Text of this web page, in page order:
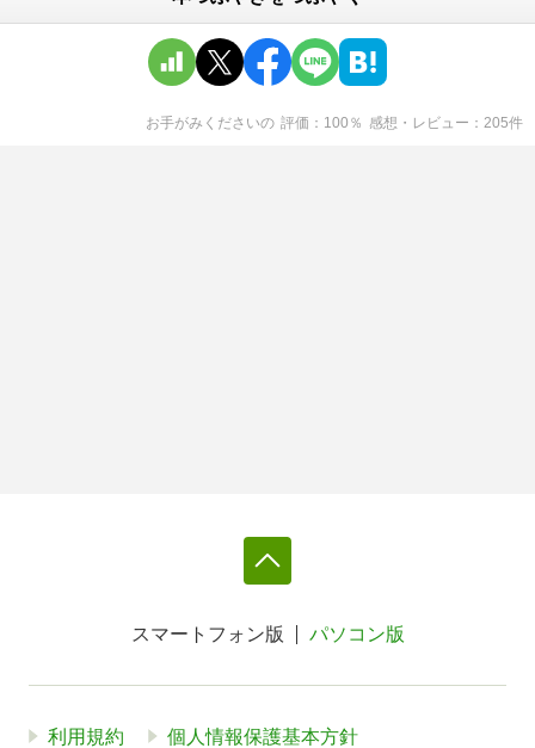
お手がみくださいの 評価 100 ％ 感想・レビュー 205件
スマートフォン版 パソコン版
利用規約 個人情報保護基本方針